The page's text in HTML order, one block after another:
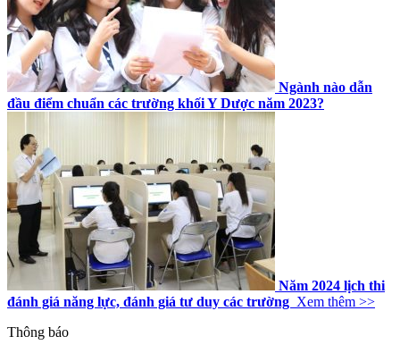
Ngành nào dẫn
đầu điểm chuẩn các trường khối Y Dược năm 2023?
Năm 2024 lịch thi
đánh giá năng lực, đánh giá tư duy các trường Xem thêm >>
Thông báo